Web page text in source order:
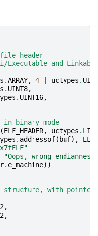
file header
.ARRAY, 4 uctypes .
. UINT8,
. UINT16,
binary mode
(ELF_HEADER, uctypes .
. addressof( buf),
ELF"
"Oops, wrong
. e_machine))
structure, with pointers
,
,